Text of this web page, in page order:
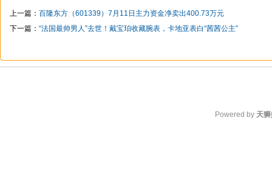
上一篇： 百隆东方（601339）7月11日主力资金净卖出400.73万元
下一篇： “法国最帅男人”去世！戴宝珀收藏腕表，卡地亚表白“茜茜公主”
Powered by 天